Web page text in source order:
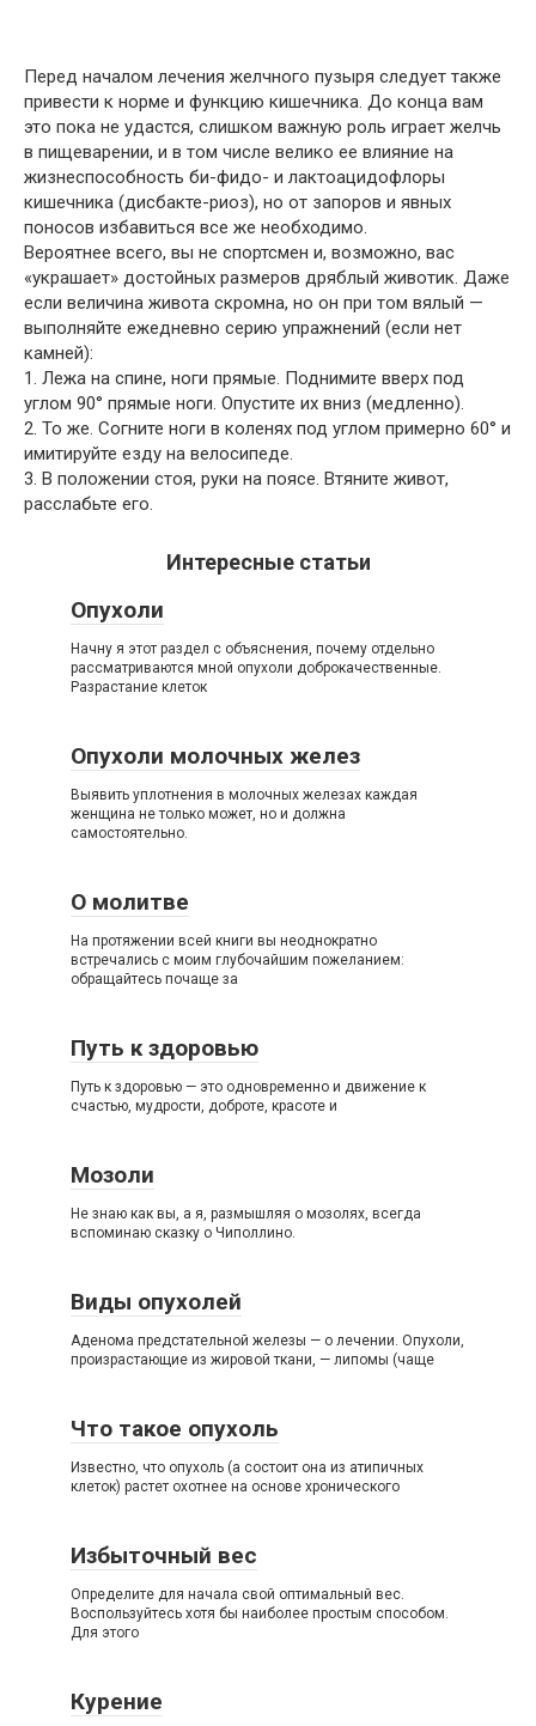
Перед началом лечения желчного пузыря следует также
привести к норме и функцию кишечника. До конца вам
это пока не удастся, слишком важную роль играет желчь
в пищеварении, и в том числе велико ее влияние на
жизнеспособность би-фидо- и лактоацидофлоры
кишечника (дисбакте-риоз), но от запоров и явных
поносов избавиться все же необходимо.
Вероятнее всего, вы не спортсмен и, возможно, вас
«украшает» достойных размеров дряблый животик. Даже
если величина живота скромна, но он при том вялый —
выполняйте ежедневно серию упражнений (если нет
камней):
1. Лежа на спине, ноги прямые. Поднимите вверх под
углом 90° прямые ноги. Опустите их вниз (медленно).
2. То же. Согните ноги в коленях под углом примерно 60° и
имитируйте езду на велосипеде.
3. В положении стоя, руки на поясе. Втяните живот,
расслабьте его.
Интересные статьи
Опухоли
Начну я этот раздел с объяснения, почему отдельно
рассматриваются мной опухоли доброкачественные.
Разрастание клеток
Опухоли молочных желез
Выявить уплотнения в молочных железах каждая
женщина не только может, но и должна
самостоятельно.
О молитве
На протяжении всей книги вы неоднократно
встречались с моим глубочайшим пожеланием:
обращайтесь почаще за
Путь к здоровью
Путь к здоровью — это одновременно и движение к
счастью, мудрости, доброте, красоте и
Мозоли
Не знаю как вы, а я, размышляя о мозолях, всегда
вспоминаю сказку о Чиполлино.
Виды опухолей
Аденома предстательной железы — о лечении. Опухоли,
произрастающие из жировой ткани, — липомы (чаще
Что такое опухоль
Известно, что опухоль (а состоит она из атипичных
клеток) растет охотнее на основе хронического
Избыточный вес
Определите для начала свой оптимальный вес.
Воспользуйтесь хотя бы наиболее простым способом.
Для этого
Курение